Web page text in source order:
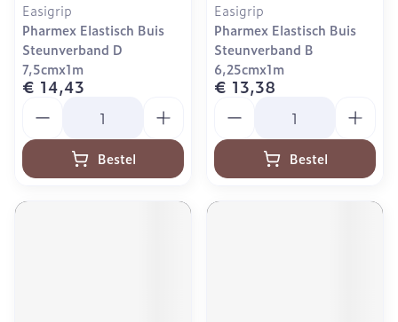
Easigrip
Pharmex Elastisch Buis
Steunverband D
7,5cmx1m
€ 14,43
Bestel
Easigrip
Pharmex Elastisch Buis
Steunverband B
6,25cmx1m
€ 13,38
Bestel